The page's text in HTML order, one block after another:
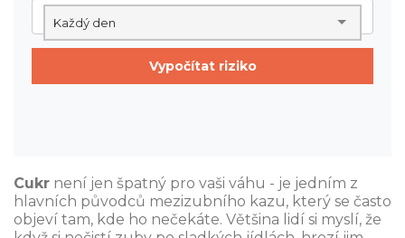
Každý den
Vypočítat riziko
Cukr není jen špatný pro vaši váhu - je jedním z
hlavních původců mezizubního kazu, který se často
objeví tam, kde ho nečekáte. Většina lidí si myslí, že